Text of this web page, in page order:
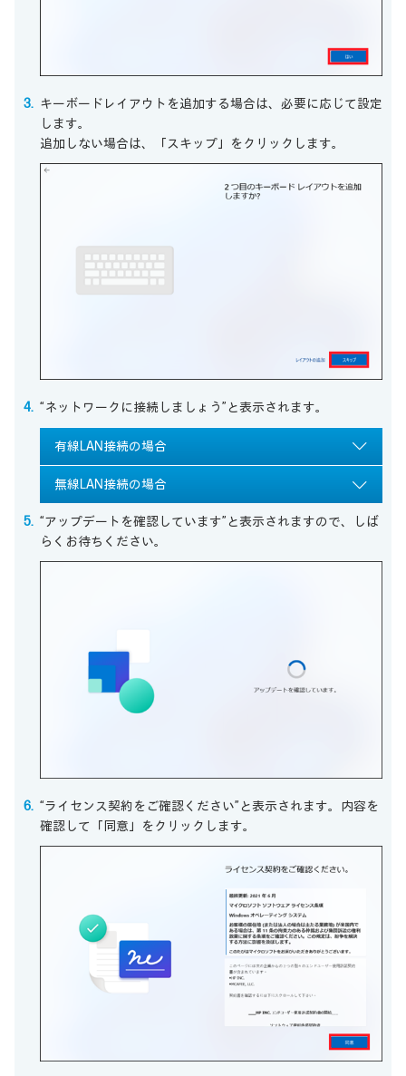
キーボードレイアウトを追加する場合は、必要に応じて設定
します。
追加しない場合は、「スキップ」をクリックします。
“ネットワークに接続しましょう”と表示されます。
有線LAN接続の場合
無線LAN接続の場合
“アップデートを確認しています”と表示されますので、しば
らくお待ちください。
“ライセンス契約をご確認ください”と表示されます。内容を
確認して「同意」をクリックします。